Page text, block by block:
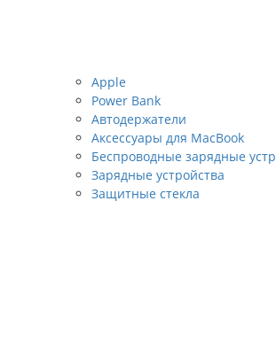
Apple
Power Bank
Автодержатели
Аксессуары для MacBook
Беспроводные зарядные
Зарядные устройства
Защитные стекла